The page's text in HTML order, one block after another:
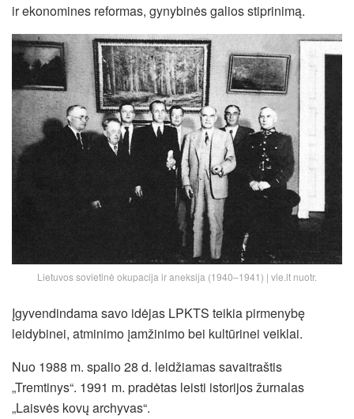
ir ekonomines reformas, gynybinės galios stiprinimą.
Lietuvos sovietinė okupacija ir aneksija (1940–1941) | vle.lt nuotr.
Įgyvendindama savo idėjas LPKTS teikia pirmenybę
leidybinei, atminimo įamžinimo bei kultūrinei veiklai.
Nuo 1988 m. spalio 28 d. leidžiamas savaitraštis
„Tremtinys“. 1991 m. pradėtas leisti istorijos žurnalas
„Laisvės kovų archyvas“.